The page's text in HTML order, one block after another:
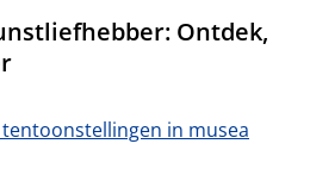
Ontdek,
in musea